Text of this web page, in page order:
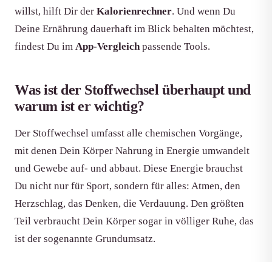
willst, hilft Dir der Kalorienrechner. Und wenn Du
Deine Ernährung dauerhaft im Blick behalten möchtest,
findest Du im App-Vergleichpassende Tools.
Was ist der Stoffwechsel überhaupt und
warum ist er wichtig?
Der Stoffwechsel umfasst alle chemischen Vorgänge,
mit denen Dein Körper Nahrung in Energie umwandelt
und Gewebe auf- und abbaut. Diese Energie brauchst
Du nicht nur für Sport, sondern für alles: Atmen, den
Herzschlag, das Denken, die Verdauung. Den größten
Teil verbraucht Dein Körper sogar in völliger Ruhe, das
ist der sogenannte Grundumsatz.